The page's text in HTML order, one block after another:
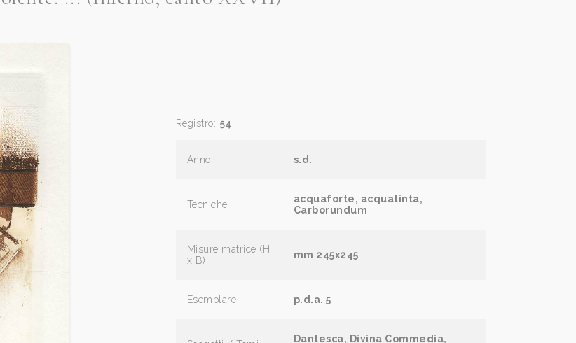
Registro: 54
Anno s.d.
Tecniche
acquaforte, acquatinta,
Carborundum
Misure matrice (H
x B)
mm 245x245
Esemplare p.d.a. 5
Dantesca, Divina Commedia,